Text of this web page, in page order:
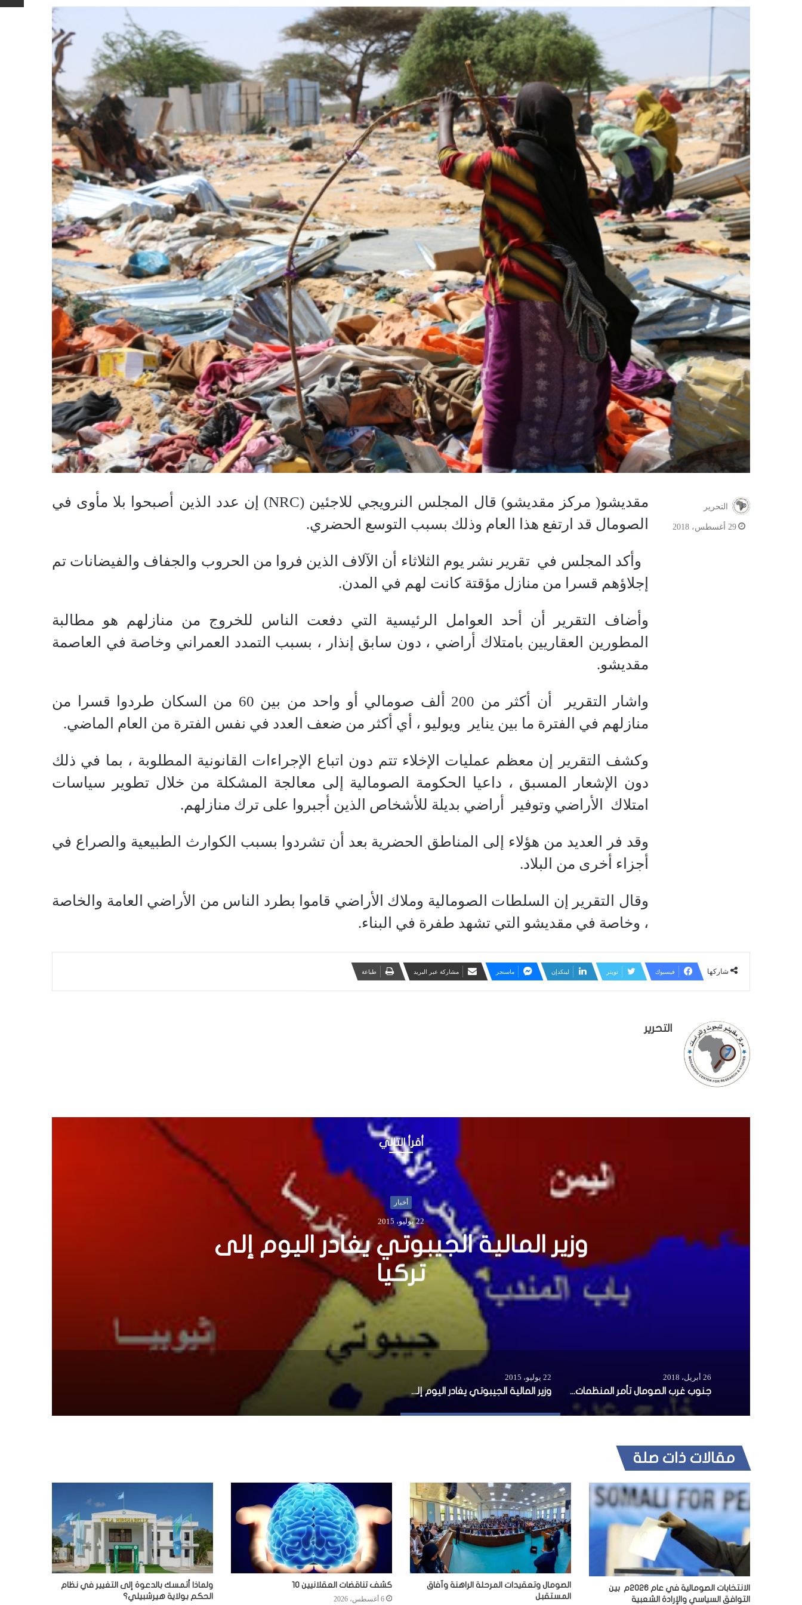
مقديشو( مركز مقديشو) قال المجلس النرويجي للاجئين (NRC) إن عدد الذين أصبحوا بلا مأوى في
الصومال قد ارتفع هذا العام وذلك بسبب التوسع الحضري.
وأكد المجلس في تقرير نشر يوم الثلاثاء أن الآلاف الذين فروا من الحروب والجفاف والفيضانات تم
إجلاؤهم قسرا من منازل مؤقتة كانت لهم في المدن.
وأضاف التقرير أن أحد العوامل الرئيسية التي دفعت الناس للخروج من منازلهم هو مطالبة
المطورين العقاريين بامتلاك أراضي ، دون سابق إنذار ، بسبب التمدد العمراني وخاصة في العاصمة
مقديشو.
واشار التقرير أن أكثر من 200 ألف صومالي أو واحد من بين 60 من السكان طردوا قسرا من
منازلهم في الفترة ما بين يناير ويوليو ، أي أكثر من ضعف العدد في نفس الفترة من العام الماضي.
وكشف التقرير إن معظم عمليات الإخلاء تتم دون اتباع الإجراءات القانونية المطلوبة ، بما في ذلك
دون الإشعار المسبق ، داعيا الحكومة الصومالية إلى معالجة المشكلة من خلال تطوير سياسات
امتلاك الأراضي وتوفير أراضي بديلة للأشخاص الذين أجبروا على ترك منازلهم.
وقد فر العديد من هؤلاء إلى المناطق الحضرية بعد أن تشردوا بسبب الكوارث الطبيعية والصراع في
أجزاء أخرى من البلاد.
وقال التقرير إن السلطات الصومالية وملاك الأراضي قاموا بطرد الناس من الأراضي العامة والخاصة
، وخاصة في مقديشو التي تشهد طفرة في البناء.
التحرير
29 أغسطس، 2018
شاركها فيسبوك تويتر لينكدإن ماسنجر مشاركة عبر البريد طباعة
التحرير
أقرأ التالي
أخبار
26 أبريل، 2018
جنوب غرب الصومال تأمر المنظمات
الإغاثية بالتسجيل خلال أسبوعين
26 أبريل، 2018
جنوب غرب الصومال تأمر المنظمات الإغاثية بالتسجيل خلال أسبوعين
22 يوليو، 2015
وزير المالية الجيبوتي يغادر اليوم إلى تركيا
مقالات ذات صلة
الانتخابات الصومالية في عام 2026م بين
التوافق السياسي والإرادة الشعبية
الصومال وتعقيدات المرحلة الراهنة وآفاق
المستقبل
كشف تناقضات العقلانيين 10
6 أغسطس، 2026
ولماذا أتمسك بالدعوة إلى التغيير في نظام
الحكم بولاية هيرشبيلي؟